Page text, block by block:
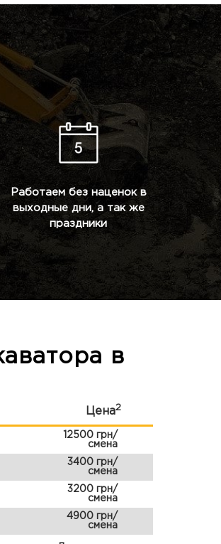
Работаем без наценок в
выходные дни, а так же
праздники
в
Цена2
12500 грн/
смена
3400 грн/
смена
3200 грн/
смена
4900 грн/
смена